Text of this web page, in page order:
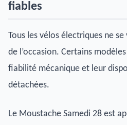
fiables
Tous les vélos électriques ne
de l’occasion. Certains
fiabilité mécanique et leur
détachées.
Le Moustache Samedi 28 est